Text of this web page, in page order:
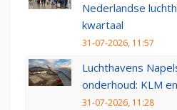
Nederlandse
kwartaal
31-07-2026, 11:57
Luchthavens
onderhoud: KLM
31-07-2026, 11:28